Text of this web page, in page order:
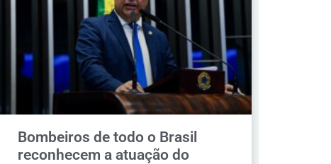
Bombeiros de todo o Brasil
reconhecem a atuação do